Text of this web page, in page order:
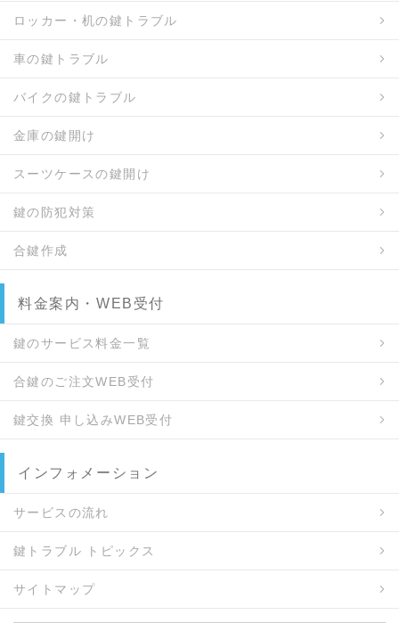
ロッカー・机の鍵トラブル
車の鍵トラブル
バイクの鍵トラブル
金庫の鍵開け
スーツケースの鍵開け
鍵の防犯対策
合鍵作成
料金案内・WEB受付
鍵のサービス料金一覧
合鍵のご注文WEB受付
鍵交換 申し込みWEB受付
インフォメーション
サービスの流れ
鍵トラブル トピックス
サイトマップ